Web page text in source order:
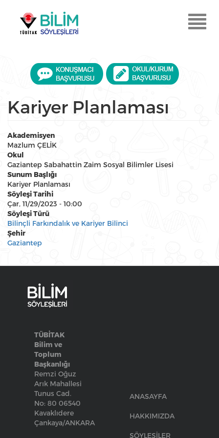
Menu
Aç
Kariyer Planlaması
Akademisyen
Mazlum ÇELİK
Okul
Gaziantep Sabahattin Zaim Sosyal Bilimler Lisesi
Sunum Başlığı
Kariyer Planlaması
Söyleşi Tarihi
Çar, 11/29/2023 - 10:00
Söyleşi Türü
Bilinçli Farkındalık ve Kariyer Bilinci
Şehir
Gaziantep
TÜBİTAK
Bilim ve
Toplum
Başkanlığı
Remzi Oğuz
Arık Mahallesi
Tunus Cad.
No: 80 06540
Kavaklıdere
Çankaya/ANKARA
ANASAYFA
HAKKIMIZDA
SÖYLEŞİLER